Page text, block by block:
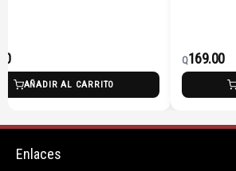
AÑADIR AL CARRITO
Q169.00
Enlaces